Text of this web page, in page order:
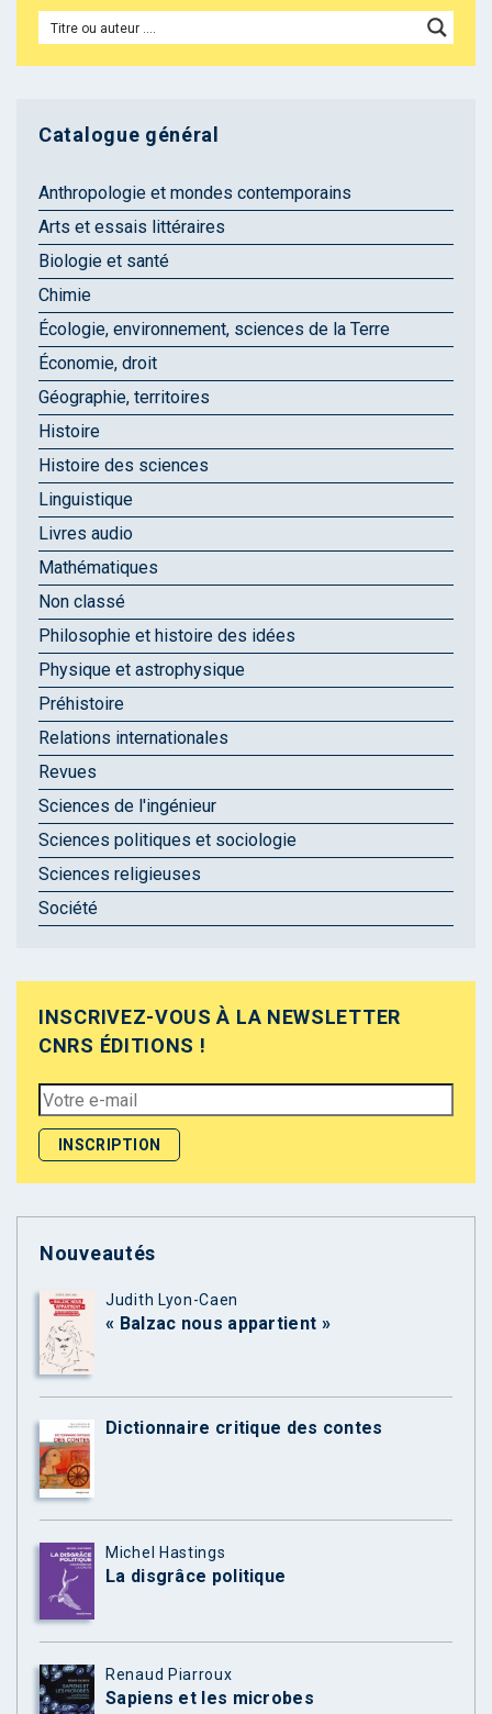
Catalogue général
Anthropologie et mondes contemporains
Arts et essais littéraires
Biologie et santé
Chimie
Écologie, environnement, sciences de la Terre
Économie, droit
Géographie, territoires
Histoire
Histoire des sciences
Linguistique
Livres audio
Mathématiques
Non classé
Philosophie et histoire des idées
Physique et astrophysique
Préhistoire
Relations internationales
Revues
Sciences de l'ingénieur
Sciences politiques et sociologie
Sciences religieuses
Société
INSCRIVEZ-VOUS À LA NEWSLETTER
CNRS ÉDITIONS !
Nouveautés
Judith Lyon-Caen
« Balzac nous appartient »
Dictionnaire critique des contes
Michel Hastings
La disgrâce politique
Renaud Piarroux
Sapiens et les microbes